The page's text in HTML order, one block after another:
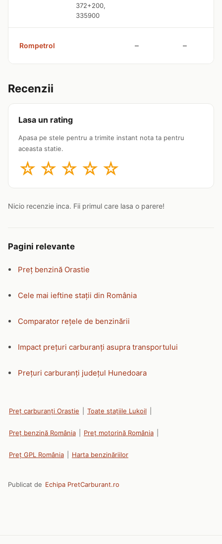
372+200,
335900
Rompetrol — —
Recenzii
Lasa un rating
Apasa pe stele pentru a trimite instant nota ta pentru
aceasta statie.
☆ ☆ ☆ ☆ ☆
Nicio recenzie inca. Fii primul care lasa o parere!
Pagini relevante
Preț benzină Orastie
Cele mai ieftine stații din România
Comparator rețele de benzinării
Impact prețuri carburanți asupra transportului
Prețuri carburanți județul Hunedoara
Preț carburanți Orastie Toate stațiile Lukoil
Preț benzină România Preț motorină România
Preț GPL România Harta benzinăriilor
Publicat de Echipa PretCarburant.ro